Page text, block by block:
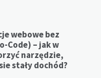
webowe bez
Code) – jak w
narzędzie,
stały dochód?